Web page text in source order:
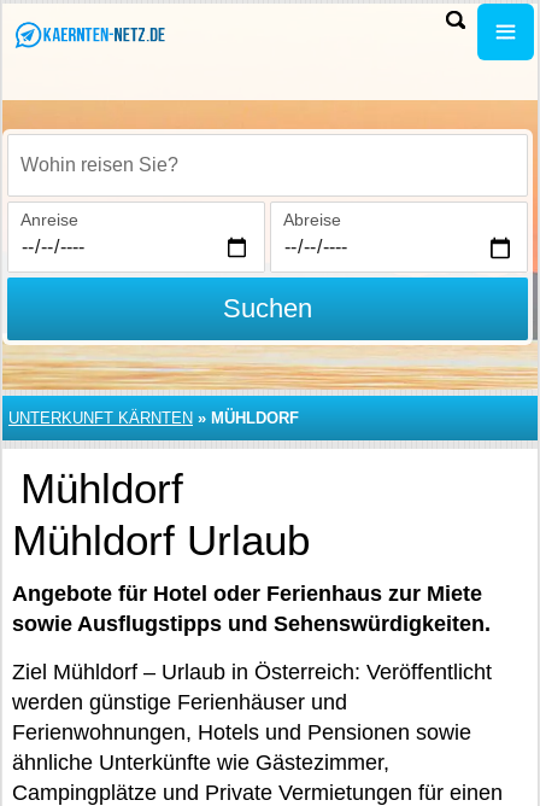
Wohin reisen Sie?
Anreise Abreise
Suchen
UNTERKUNFT KÄRNTEN » MÜHLDORF
Mühldorf
Mühldorf Urlaub
Angebote für Hotel oder Ferienhaus zur Miete
sowie Ausflugstipps und Sehenswürdigkeiten.
Ziel Mühldorf – Urlaub in Österreich: Veröffentlicht
werden günstige Ferienhäuser und
Ferienwohnungen, Hotels und Pensionen sowie
ähnliche Unterkünfte wie Gästezimmer,
Campingplätze und Private Vermietungen für einen